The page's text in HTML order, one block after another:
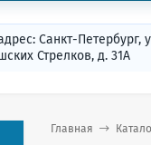
Санкт-Петербург,
Стрелков, д. 31А
Главная